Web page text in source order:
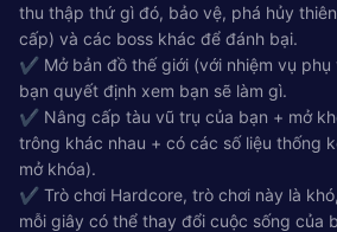
thu thập thứ gì đó, bảo vệ, phá hủy
cấp) và các boss khác để đánh bại.
✔ Mở bản đồ thế giới (với nhiệm vụ phụ
bạn quyết định xem bạn sẽ làm gì.
✔ Nâng cấp tàu vũ trụ của bạn + mở
trông khác nhau + có các số liệu thống
mở khóa).
✔ Trò chơi Hardcore, trò chơi này là
mỗi giây có thể thay đổi cuộc sống của